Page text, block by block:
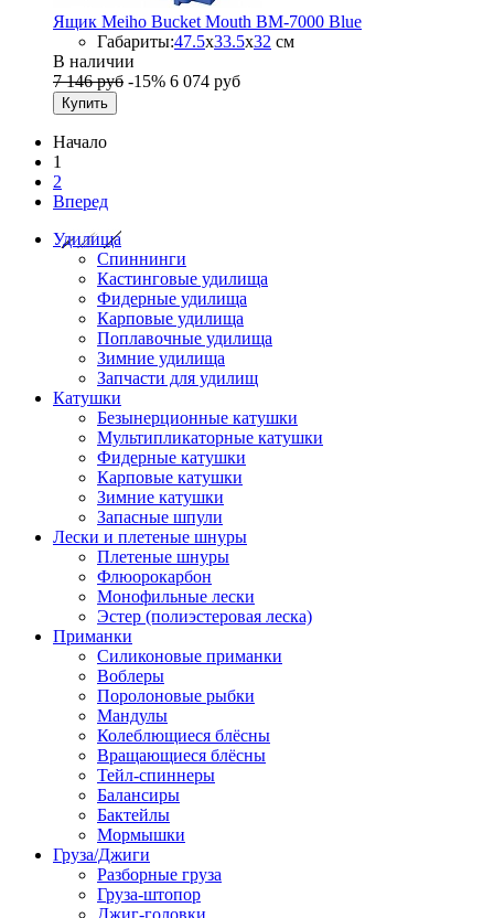
Ящик Meiho Bucket Mouth BM-7000 Blue
Габариты:47.5x33.5x32 см
В наличии
7 146 руб -15% 6 074 руб
Купить
Начало
1
2
Вперед
Удилища
Спиннинги
Кастинговые удилища
Фидерные удилища
Карповые удилища
Поплавочные удилища
Зимние удилища
Запчасти для удилищ
Катушки
Безынерционные катушки
Мультипликаторные катушки
Фидерные катушки
Карповые катушки
Зимние катушки
Запасные шпули
Лески и плетеные шнуры
Плетеные шнуры
Флюорокарбон
Монофильные лески
Эстер (полиэстеровая леска)
Приманки
Силиконовые приманки
Воблеры
Поролоновые рыбки
Мандулы
Колеблющиеся блёсны
Вращающиеся блёсны
Тейл-спиннеры
Балансиры
Бактейлы
Мормышки
Груза/Джиги
Разборные груза
Груза-штопор
Джиг-головки